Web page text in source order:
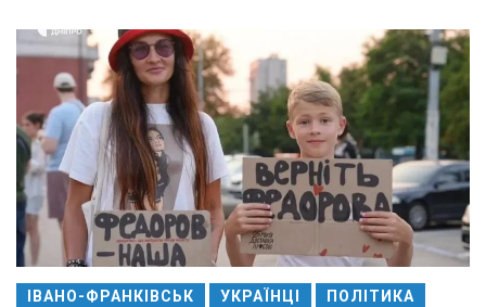
ІВАНО-ФРАНКІВСЬК УКРАЇНЦІ ПОЛІТИКА